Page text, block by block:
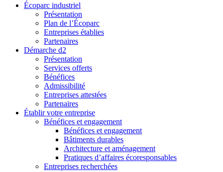
Écoparc industriel
Présentation
Plan de l’Écoparc
Entreprises établies
Partenaires
Démarche d2
Présentation
Services offerts
Bénéfices
Admissibilité
Entreprises attestées
Partenaires
Établir votre entreprise
Bénéfices et engagement
Bénéfices et engagement
Bâtiments durables
Architecture et aménagement
Pratiques d’affaires écoresponsables
Entreprises recherchées